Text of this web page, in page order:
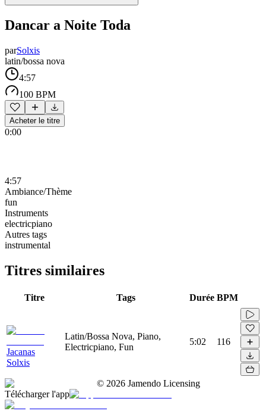
Dancar a Noite Toda
parSolxis
latin/bossa nova
4:57
100 BPM
Acheter le titre
0:00
4:57
Ambiance/Thème
fun
Instruments
electricpiano
Autres tags
instrumental
Titres similaires
Titre Tags Durée BPM
Jacanas
Solxis
Latin/Bossa Nova, Piano,
Electricpiano, Fun
5:02 116
© 2026 Jamendo Licensing
Télécharger l'app